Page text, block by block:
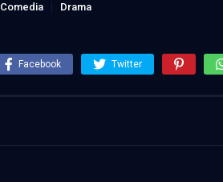
Comedia Drama
Facebook Twitter